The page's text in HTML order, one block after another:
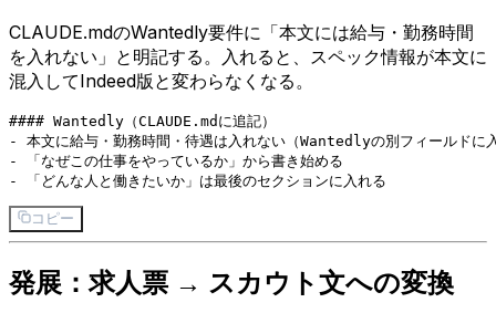
CLAUDE.mdのWantedly要件に「本文には給与・勤務時間
を入れない」と明記する。入れると、スペック情報が本文に
混入してIndeed版と変わらなくなる。
#### Wantedly（CLAUDE.mdに追記）
- 本文に給与・勤務時間・待遇は入れない（Wantedlyの別フィールドに
- 「なぜこの仕事をやっているか」から書き始める
コピー
発展：求人票 → スカウト文への変換